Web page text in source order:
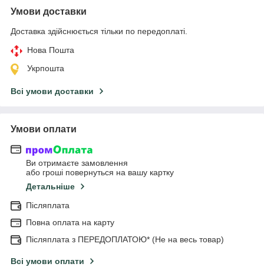
Умови доставки
Доставка здійснюється тільки по передоплаті.
Нова Пошта
Укрпошта
Всі умови доставки
Умови оплати
Ви отримаєте замовлення
або гроші повернуться на вашу картку
Детальніше
Післяплата
Повна оплата на карту
Післяплата з ПЕРЕДОПЛАТОЮ* (Не на весь товар)
Всі умови оплати